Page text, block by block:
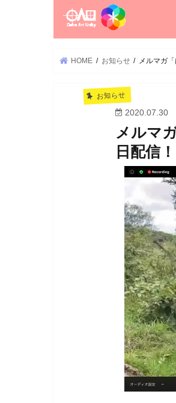
HOME お知らせ メルマガ
お知らせ
2020.07.30
メルマ
日配信！